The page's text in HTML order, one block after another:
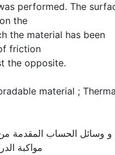
performed. The
the
the material has been
friction
the opposite.
material ;
وسائل الحساب المقدمة
مواكبة